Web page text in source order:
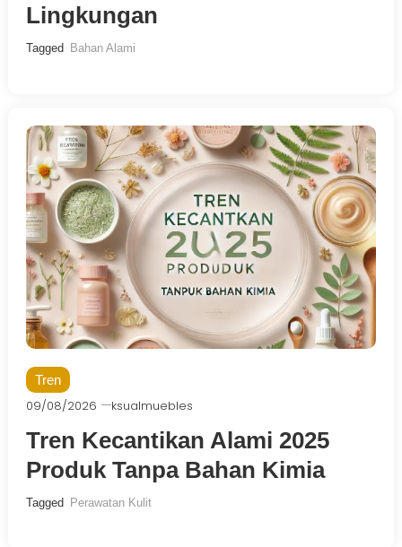
Lingkungan
Tagged Bahan Alami
Tren
09/08/2026 ksualmuebles
Tren Kecantikan Alami 2025
Produk Tanpa Bahan Kimia
Tagged Perawatan Kulit